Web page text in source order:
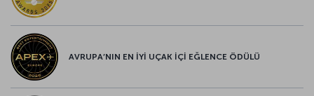
AVRUPA’NIN EN İYİ UÇAK İÇİ EĞLENCE ÖDÜLÜ